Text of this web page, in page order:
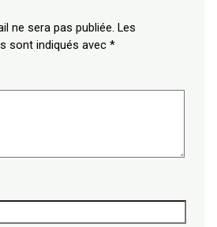
ne sera pas publiée. Les
sont indiqués avec*